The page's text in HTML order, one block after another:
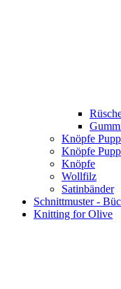
Knöpfe
Knöpfe
Knöpfe
Wollfilz
Satinbänder
Schnittmuster -
Knitting for Olive